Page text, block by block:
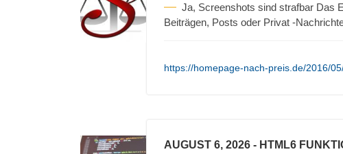
Ja, Screenshots sind strafbar Das
Beiträgen, Posts oder Privat -
https://homepage-nach-preis.de/2016/
AUGUST 6, 2026 - HTML6